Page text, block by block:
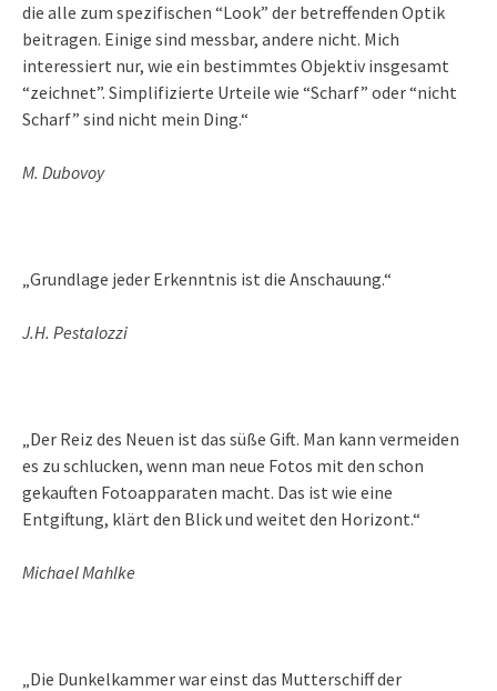
die alle zum spezifischen “Look” der betreffenden Optik
beitragen. Einige sind messbar, andere nicht. Mich
interessiert nur, wie ein bestimmtes Objektiv insgesamt
“zeichnet”. Simplifizierte Urteile wie “Scharf” oder “nicht
Scharf” sind nicht mein Ding.“
M. Dubovoy
„Grundlage jeder Erkenntnis ist die Anschauung.“
J.H. Pestalozzi
„Der Reiz des Neuen ist das süße Gift. Man kann vermeiden
es zu schlucken, wenn man neue Fotos mit den schon
gekauften Fotoapparaten macht. Das ist wie eine
Entgiftung, klärt den Blick und weitet den Horizont.“
Michael Mahlke
„Die Dunkelkammer war einst das Mutterschiff der